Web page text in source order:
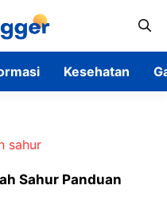
Kesehatan
Sahur Panduan